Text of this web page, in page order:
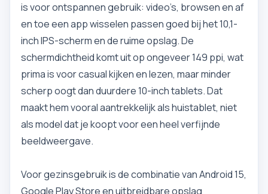
is voor ontspannen gebruik: video’s, browsen en af
en toe een app wisselen passen goed bij het 10,1-
inch IPS-scherm en de ruime opslag. De
schermdichtheid komt uit op ongeveer 149 ppi, wat
prima is voor casual kijken en lezen, maar minder
scherp oogt dan duurdere 10-inch tablets. Dat
maakt hem vooral aantrekkelijk als huistablet, niet
als model dat je koopt voor een heel verfijnde
beeldweergave.
Voor gezinsgebruik is de combinatie van Android 15,
Google Play Store en uitbreidbare opslag